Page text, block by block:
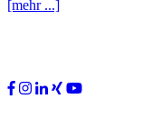
[mehr ...]